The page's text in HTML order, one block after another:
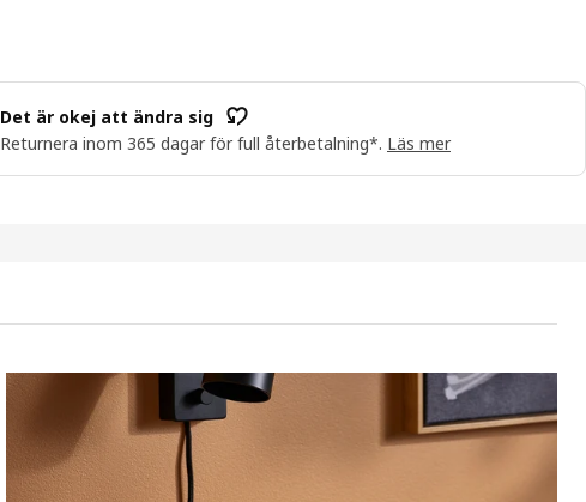
Det är okej att ändra sig
Returnera inom 365 dagar för full återbetalning*. Läs mer